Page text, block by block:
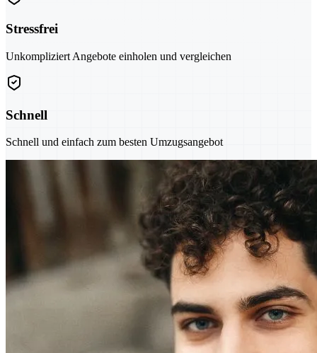
Stressfrei
Unkompliziert Angebote einholen und vergleichen
Schnell
Schnell und einfach zum besten Umzugsangebot